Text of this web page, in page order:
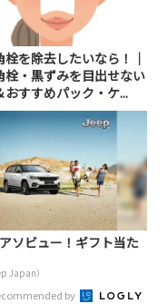
栓を除去したいなら！｜
栓・黒ずみを目出せない
おすすめパック・ケ...
ソビュー！ギフト当た
Japan）
by